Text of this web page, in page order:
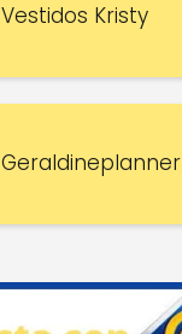
Vestidos Kristy
Geraldineplanner